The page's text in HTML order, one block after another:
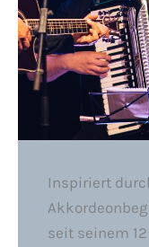
Inspiriert
seit seinem